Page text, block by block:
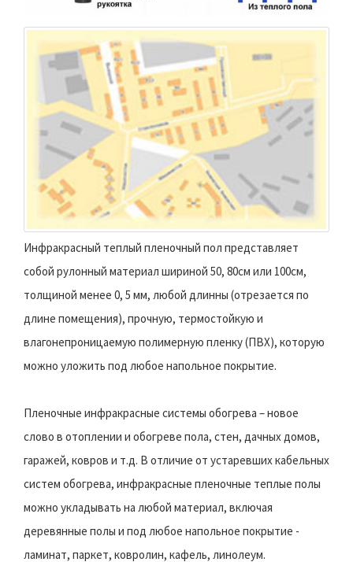
Инфракрасный теплый пленочный пол представляет
собой рулонный материал шириной 50, 80см или 100см,
толщиной менее 0, 5 мм, любой длинны (отрезается по
длине помещения), прочную, термостойкую и
влагонепроницаемую полимерную пленку (ПВХ), которую
можно уложить под любое напольное покрытие.
Пленочные инфракрасные системы обогрева – новое
слово в отоплении и обогреве пола, стен, дачных домов,
гаражей, ковров и т.д. В отличие от устаревших кабельных
систем обогрева, инфракрасные пленочные теплые полы
можно укладывать на любой материал, включая
деревянные полы и под любое напольное покрытие -
ламинат, паркет, ковролин, кафель, линолеум.